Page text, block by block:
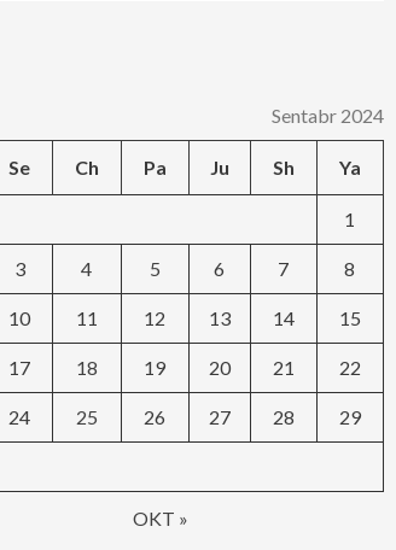
Sentabr 2024
Se Ch Pa Ju Sh Ya
OKT »
1
3 4 5 6 7 8
10 11 12 13 14 15
17 18 19 20 21 22
24 25 26 27 28 29